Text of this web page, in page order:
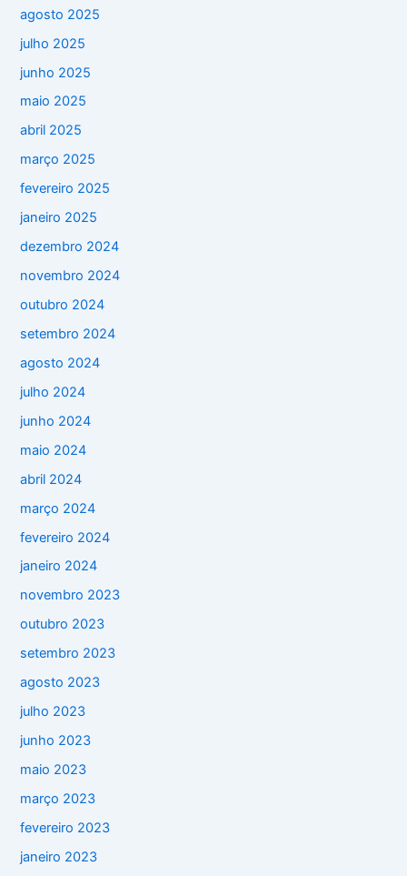
agosto 2025
julho 2025
junho 2025
maio 2025
abril 2025
março 2025
fevereiro 2025
janeiro 2025
dezembro 2024
novembro 2024
outubro 2024
setembro 2024
agosto 2024
julho 2024
junho 2024
maio 2024
abril 2024
março 2024
fevereiro 2024
janeiro 2024
novembro 2023
outubro 2023
setembro 2023
agosto 2023
julho 2023
junho 2023
maio 2023
março 2023
fevereiro 2023
janeiro 2023